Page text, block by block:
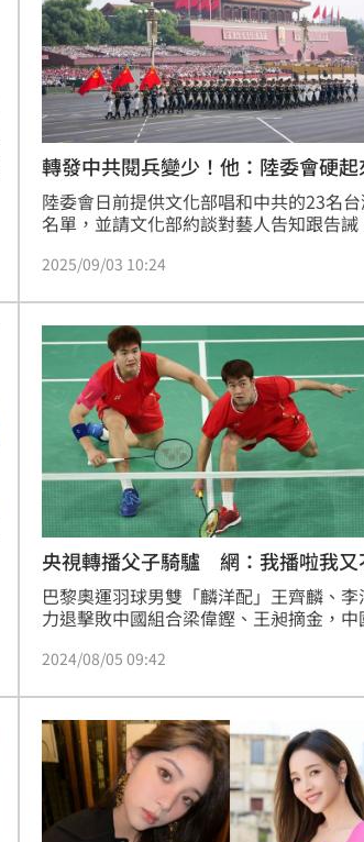
23:21
23:16
23:09
10:30
轉發中共閱兵變少！他：陸委會硬起
陸委會日前提供文化部唱和中共的23名
名單，並請文化部約談對藝人告知跟告誡
中國矮化國家主權或唱和武力言論將依法
淇、伊能靜、楊培安、楊宗緯、吳康仁、
陽、張庭、Tank等台灣藝人率續跟進轉
2025/09/03 10:24
央視轉播父子騎驢 網：我播啦我又
巴黎奧運羽球男雙「麟洋配」王齊麟、李
力退擊敗中國組合梁偉鏗、王昶摘金，中
至第2局才切入轉播，全程僅播40分鐘。央
男雙頒獎國旗歌唱超大聲！中國各種轉播
線！
2024/08/05 09:42